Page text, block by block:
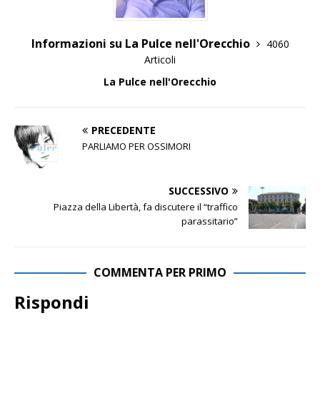
Informazioni su La Pulce nell'Orecchio
4060
Articoli
La Pulce nell'Orecchio
PRECEDENTE
PARLIAMO PER OSSIMORI
SUCCESSIVO
Piazza della Libertà, fa discutere il “traffico
parassitario”
COMMENTA PER PRIMO
Rispondi